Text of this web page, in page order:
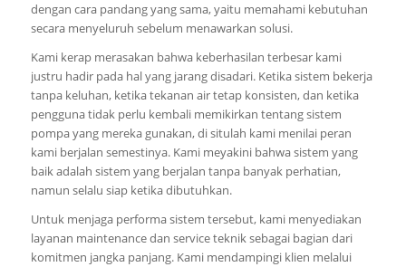
dengan cara pandang yang sama, yaitu memahami kebutuhan
secara menyeluruh sebelum menawarkan solusi.
Kami kerap merasakan bahwa keberhasilan terbesar kami
justru hadir pada hal yang jarang disadari. Ketika sistem bekerja
tanpa keluhan, ketika tekanan air tetap konsisten, dan ketika
pengguna tidak perlu kembali memikirkan tentang sistem
pompa yang mereka gunakan, di situlah kami menilai peran
kami berjalan semestinya. Kami meyakini bahwa sistem yang
baik adalah sistem yang berjalan tanpa banyak perhatian,
namun selalu siap ketika dibutuhkan.
Untuk menjaga performa sistem tersebut, kami menyediakan
layanan maintenance dan service teknik sebagai bagian dari
komitmen jangka panjang. Kami mendampingi klien melalui